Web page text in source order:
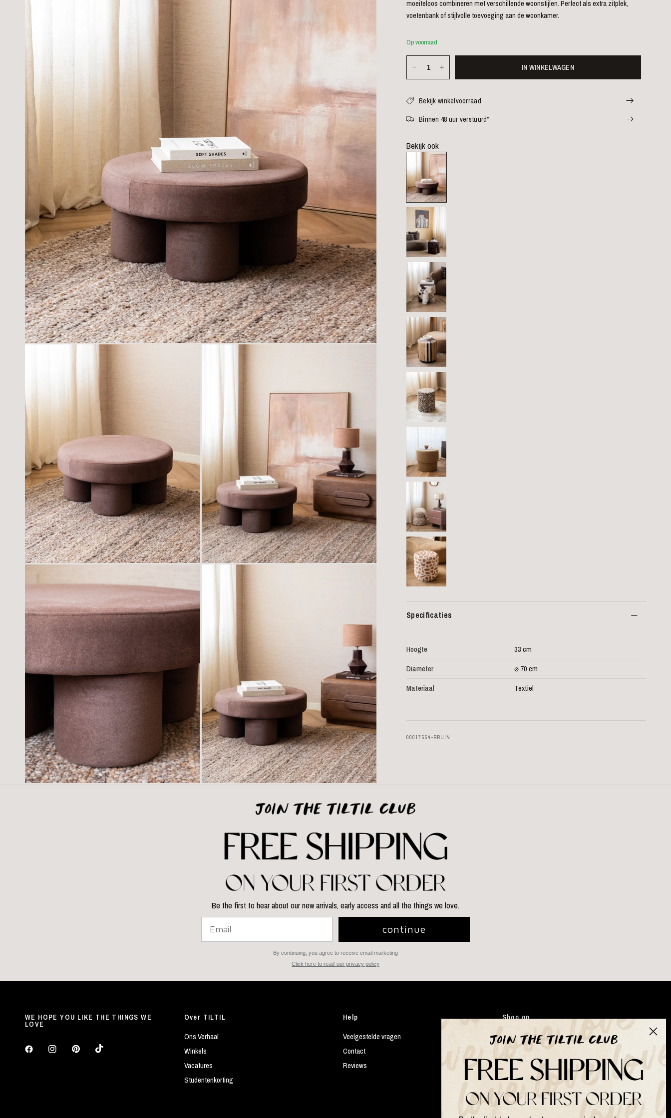
moeiteloos combineren met verschillende woonstijlen. Perfect als extra zitplek,
voetenbank of stijlvolle toevoeging aan de woonkamer.
Op voorraad
IN WINKELWAGEN
Bekijk winkelvoorraad
Binnen 48 uur verstuurd*
Bekijk ook
Specificaties
Hoogte
33 cm
Diameter
⌀ 70 cm
Materiaal
Textiel
00017554-BRUIN
Be the first to hear about our new arrivals, early access and all the things we love.
continue
By continuing, you agree to receive email marketing
Click here to read our privacy policy
WE HOPE YOU LIKE THE THINGS WE
LOVE
Over TILTIL
Ons Verhaal
Winkels
Vacatures
Studentenkorting
Help
Veelgestelde vragen
Contact
Reviews
Shop op
Kleding
Japandi
Tassen
Gifts
Kunstbloemen
Suits & Sets